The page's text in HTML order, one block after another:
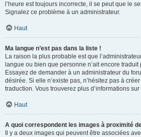
l’heure est toujours incorrecte, il se peut que le
Signalez ce problème à un administrateur.
Haut
Ma langue n’est pas dans la liste !
La raison la plus probable est que
langue ou bien que personne n’ait encore
Essayez de demander à un administrateur du
désirée. Si elle n’existe pas, n’hésitez pas à
traduction. Vous trouverez plus d’informations
Haut
A quoi correspondent les images à proximité
Il y a deux images qui peuvent être associées